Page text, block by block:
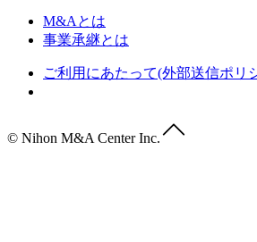
M&Aとは
事業承継とは
ご利用にあたって(外部送信ポリ
© Nihon M&A Center Inc.